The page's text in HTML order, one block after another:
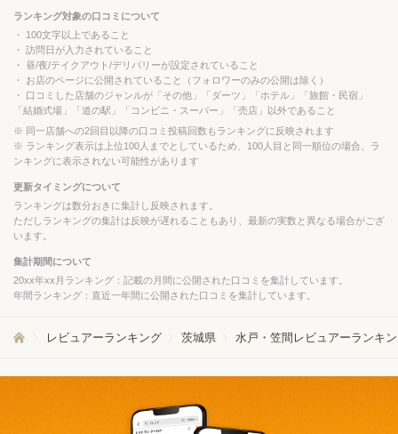
ランキング対象の口コミについて
100文字以上であること
訪問日が入力されていること
昼/夜/テイクアウト/デリバリーが設定されていること
お店のページに公開されていること（フォロワーのみの公開は除く）
口コミした店舗のジャンルが「その他」「ダーツ」「ホテル」「旅館・民宿」
「結婚式場」「道の駅」「コンビニ・スーパー」「売店」以外であること
同一店舗への2回目以降の口コミ投稿回数もランキングに反映されます
ランキング表示は上位100人までとしているため、100人目と同一順位の場合、ラ
ンキングに表示されない可能性があります
更新タイミングについて
ランキングは数分おきに集計し反映されます。
ただしランキングの集計は反映が遅れることもあり、最新の実数と異なる場合がござ
います。
集計期間について
20xx年xx月ランキング：記載の月間に公開された口コミを集計しています。
年間ランキング：直近一年間に公開された口コミを集計しています。
レビュアーランキング 茨城県 水戸・笠間レビュアーランキ